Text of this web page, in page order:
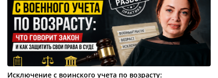
Исключение с воинского учета по возрасту: